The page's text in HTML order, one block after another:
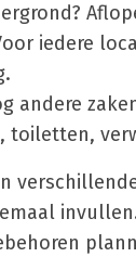
iedere
andere
toiletten,